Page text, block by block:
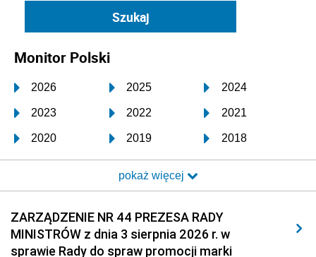
Monitor Polski
2026 2025 2024
2023 2022 2021
2020 2019 2018
2017 2016 2015
2014 2013 2012
2011 2010 2009
2008 2007 2006
pokaż więcej
ZARZĄDZENIE NR 44 PREZESA RADY
MINISTRÓW z dnia 3 sierpnia 2026 r. w
sprawie Rady do spraw promocji marki